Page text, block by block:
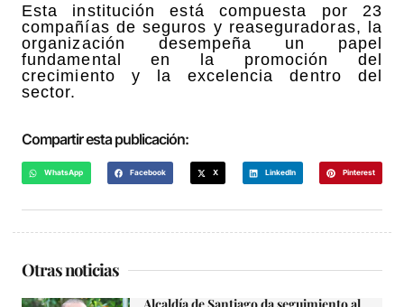
Esta institución está compuesta por 23
compañías de seguros y reaseguradoras, la
organización desempeña un papel
fundamental en la promoción del
crecimiento y la excelencia dentro del
sector.
Compartir esta publicación:
WhatsApp Facebook X LinkedIn Pinterest
Otras noticias